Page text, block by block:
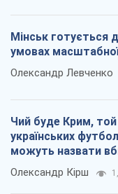
Мінськ готується
умовах
Олександр Левченко
Чий буде Крим,
українських
можуть назвати
Олександр Кірш